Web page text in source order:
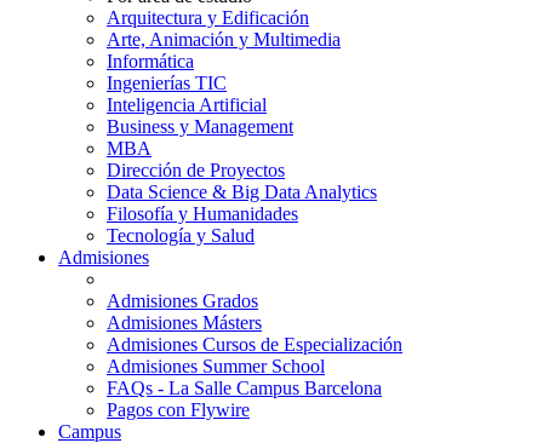
Arquitectura y Edificación
Arte, Animación y Multimedia
Informática
Ingenierías TIC
Inteligencia Artificial
Business y Management
MBA
Dirección de Proyectos
Data Science & Big Data Analytics
Filosofía y Humanidades
Tecnología y Salud
Admisiones
Admisiones Grados
Admisiones Másters
Admisiones Cursos de Especialización
Admisiones Summer School
FAQs - La Salle Campus Barcelona
Pagos con Flywire
Campus